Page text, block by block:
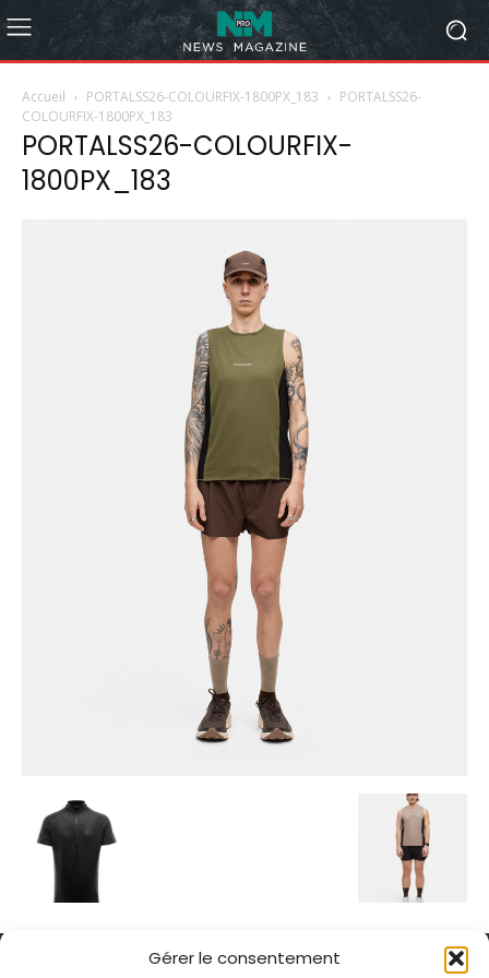
Gérer le consentement
Accueil PORTALSS26-COLOURFIX-1800PX_183
PORTALSS26-
COLOURFIX-1800PX_183
PORTALSS26-COLOURFIX-
1800PX_183